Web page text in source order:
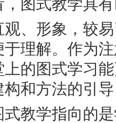
，图式教学具
形象，较易
理解。作为
上的图式学习
构和方法的引
学指向的是